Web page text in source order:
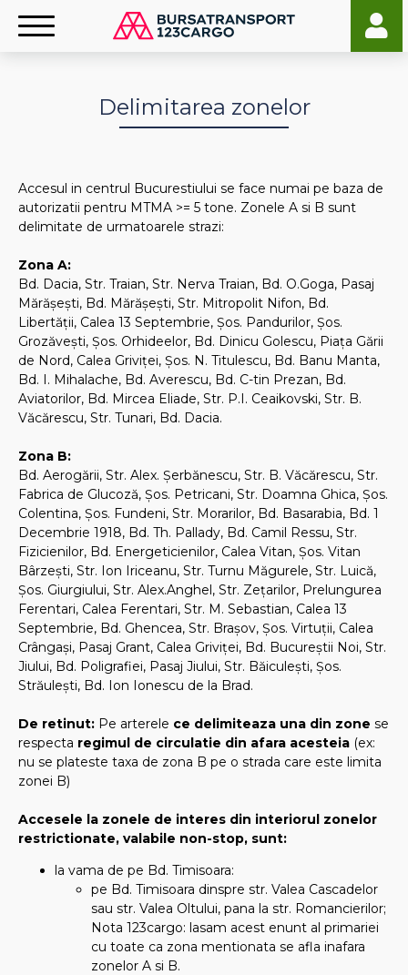
Delimitarea zonelor
Accesul in centrul Bucurestiului se face numai pe baza de
autorizatii pentru MTMA >= 5 tone. Zonele A si B sunt
delimitate de urmatoarele strazi:
Zona A:
Bd. Dacia, Str. Traian, Str. Nerva Traian, Bd. O.Goga, Pasaj
Mărăşeşti, Bd. Mărăşeşti, Str. Mitropolit Nifon, Bd.
Libertăţii, Calea 13 Septembrie, Şos. Pandurilor, Şos.
Grozăveşti, Şos. Orhideelor, Bd. Dinicu Golescu, Piaţa Gării
de Nord, Calea Griviţei, Şos. N. Titulescu, Bd. Banu Manta,
Bd. I. Mihalache, Bd. Averescu, Bd. C-tin Prezan, Bd.
Aviatorilor, Bd. Mircea Eliade, Str. P.I. Ceaikovski, Str. B.
Văcărescu, Str. Tunari, Bd. Dacia.
Zona B:
Bd. Aerogării, Str. Alex. Şerbănescu, Str. B. Văcărescu, Str.
Fabrica de Glucoză, Şos. Petricani, Str. Doamna Ghica, Şos.
Colentina, Şos. Fundeni, Str. Morarilor, Bd. Basarabia, Bd. 1
Decembrie 1918, Bd. Th. Pallady, Bd. Camil Ressu, Str.
Fizicienilor, Bd. Energeticienilor, Calea Vitan, Şos. Vitan
Bârzeşti, Str. Ion Iriceanu, Str. Turnu Măgurele, Str. Luică,
Şos. Giurgiului, Str. Alex.Anghel, Str. Zeţarilor, Prelungurea
Ferentari, Calea Ferentari, Str. M. Sebastian, Calea 13
Septembrie, Bd. Ghencea, Str. Braşov, Şos. Virtuţii, Calea
Crângaşi, Pasaj Grant, Calea Griviţei, Bd. Bucureştii Noi, Str.
Jiului, Bd. Poligrafiei, Pasaj Jiului, Str. Băiculeşti, Şos.
Străuleşti, Bd. Ion Ionescu de la Brad.
De retinut: Pe arterele ce delimiteaza una din zone se
respecta regimul de circulatie din afara acesteia (ex:
nu se plateste taxa de zona B pe o strada care este limita
zonei B)
Accesele la zonele de interes din interiorul zonelor
restrictionate, valabile non-stop, sunt:
la vama de pe Bd. Timisoara:
pe Bd. Timisoara dinspre str. Valea Cascadelor
sau str. Valea Oltului, pana la str. Romancierilor;
Nota 123cargo: lasam acest enunt al primariei
cu toate ca zona mentionata se afla inafara
zonelor A si B.